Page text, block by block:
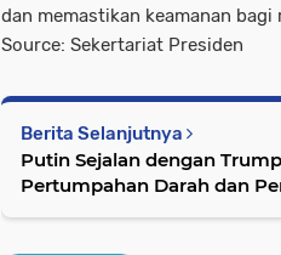
dan memastikan keamanan bagi
Source: Sekertariat Presiden
Berita Selanjutnya
Putin Sejalan dengan
Pertumpahan Darah dan